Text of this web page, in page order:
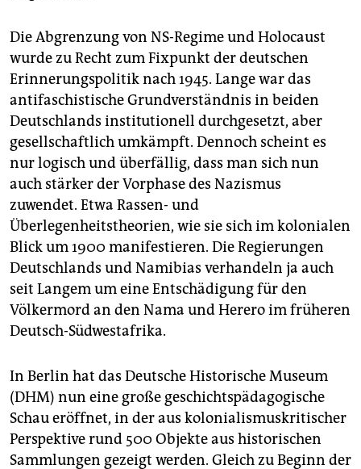
Die Abgrenzung von NS-Regime und Holocaust
wurde zu Recht zum Fixpunkt der deutschen
Erinnerungspolitik nach 1945. Lange war das
antifaschistische Grundverständnis in beiden
Deutschlands institutionell durchgesetzt, aber
gesellschaftlich umkämpft. Dennoch scheint es
nur logisch und überfällig, dass man sich nun
auch stärker der Vorphase des Nazismus
zuwendet. Etwa Rassen- und
Überlegenheitstheorien, wie sie sich im kolonialen
Blick um 1900 manifestieren. Die Regierungen
Deutschlands und Namibias verhandeln ja auch
seit Langem um eine Entschädigung für den
Völkermord an den Nama und Herero im früheren
Deutsch-Südwestafrika.
In Berlin hat das Deutsche Historische Museum
(DHM) nun eine große geschichtspädagogische
Schau eröffnet, in der aus kolonialismuskritischer
Perspektive rund 500 Objekte aus historischen
Sammlungen gezeigt werden. Gleich zu Beginn der